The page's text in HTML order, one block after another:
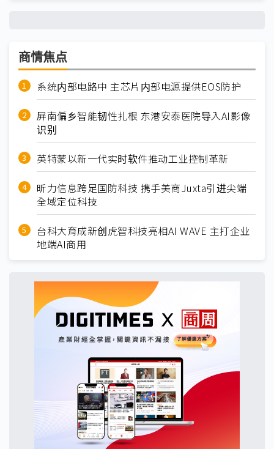
商情焦点
系统内部电路中 主芯片内部电源提供EOS防护
屏南偏乡智能韧性扎根 东港安泰医院导入AI影像
识别
英特蒙以新一代实时软件推动工业控制革新
昕力信息跨足国防科技 携手美商Juxta引进尖端
全域定位科技
台科大育成新创虎智科技亮相AI WAVE 主打企业
地端AI商用